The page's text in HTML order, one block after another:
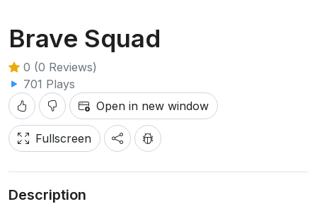
Brave Squad
0 (0 Reviews)
701 Plays
Open in new window
Fullscreen
Description